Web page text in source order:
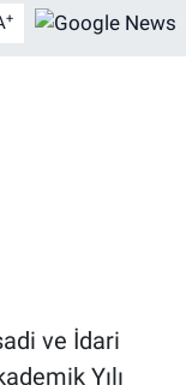
+
ve İdari
Yılı